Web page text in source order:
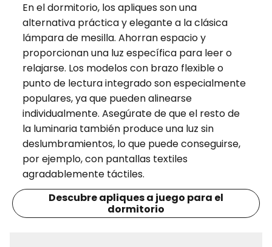
En el dormitorio, los apliques son una
alternativa práctica y elegante a la clásica
lámpara de mesilla. Ahorran espacio y
proporcionan una luz específica para leer o
relajarse. Los modelos con brazo flexible o
punto de lectura integrado son especialmente
populares, ya que pueden alinearse
individualmente. Asegúrate de que el resto de
la luminaria también produce una luz sin
deslumbramientos, lo que puede conseguirse,
por ejemplo, con pantallas textiles
agradablemente táctiles.
Descubre apliques a juego para el
dormitorio